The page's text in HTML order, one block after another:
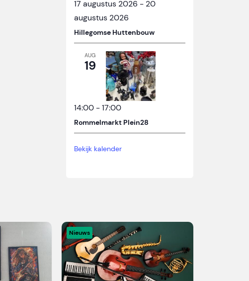
17 augustus 2026 - 20
augustus 2026
Hillegomse Huttenbouw
AUG
19
14:00 -17:00
Rommelmarkt Plein28
Bekijk kalender
Nieuws